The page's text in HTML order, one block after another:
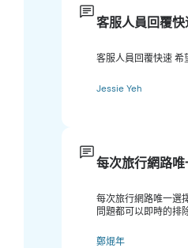
客服人員回覆快
客服人員回覆快速 希
Jessie Yeh
每次旅行網路
每次旅行網路唯一選
問題都可以即時的排
鄭焜年